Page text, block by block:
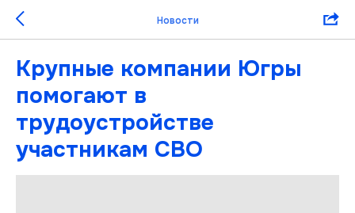
Новости
Крупные компании Югры
помогают в
трудоустройстве
участникам СВО